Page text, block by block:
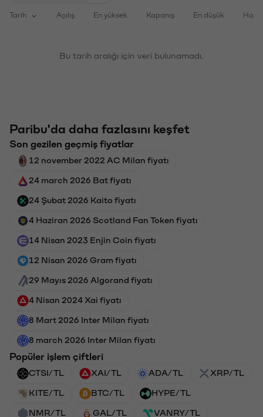
Tarih Açılış En yüksek Kapanış En düşük
Bu tarih aralığı için veri bulunamadı.
Paribu'da daha fazlasını keşfet
Son gezilen geçmiş fiyatlar
12 november 2022 AC Milan fiyatı
24 march 2026 Bat fiyatı
24 Şubat 2026 Kaito fiyatı
4 Haziran 2026 Scotland Fan Token fiyatı
14 Nisan 2023 Enjin Coin fiyatı
12 Nisan 2026 Gram fiyatı
29 Mayıs 2026 Algorand fiyatı
4 Nisan 2024 Xai fiyatı
8 Mart 2026 Inter Milan fiyatı
8 march 2026 Inter Milan fiyatı
Popüler işlem çiftleri
CTSI/TL XAI/TL ADA/TL XRP/TL
KITE/TL BTC/TL HYPE/TL
NMR/TL GAL/TL VANRY/TL